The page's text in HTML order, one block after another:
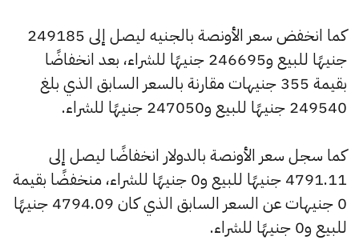
كما انخفض سعر الأونصة بالجنيه ليصل إلى 249185
جنيهًا للبيع و246695 جنيهًا للشراء، بعد انخفاضًا
بقيمة 355 جنيهات مقارنة بالسعر السابق الذي بلغ
249540 جنيهًا للبيع و247050 جنيهًا للشراء.
كما سجل سعر الأونصة بالدولار انخفاضًا ليصل إلى
4791.11 جنيهًا للبيع و0 جنيهًا للشراء، منخفضًا بقيمة
0 جنيهات عن السعر السابق الذي كان 4794.09 جنيهًا
للبيع و0 جنيهًا للشراء.